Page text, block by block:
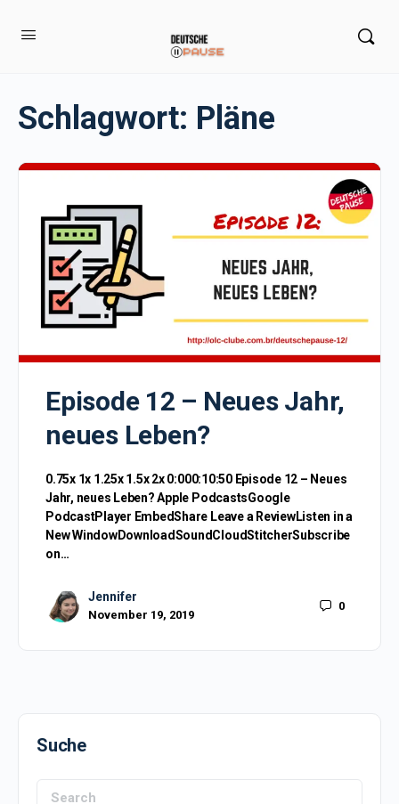
Schlagwort: Pläne
Episode 12 – Neues Jahr,
neues Leben?
0.75x 1x 1.25x 1.5x 2x 0:000:10:50 Episode 12 – Neues
Jahr, neues Leben? Apple PodcastsGoogle
PodcastPlayer EmbedShare Leave a ReviewListen in a
New WindowDownloadSoundCloudStitcherSubscribe
on…
Jennifer
November 19, 2019
0
Suche
Search